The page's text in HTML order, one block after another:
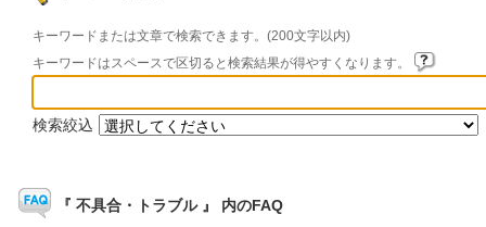
キーワードまたは文章で検索できます。(200文字以内)
キーワードはスペースで区切ると検索結果が得やすくなります。
検索絞込
『 不具合・トラブル 』 内のFAQ